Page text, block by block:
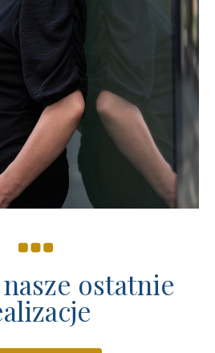
ostatnie